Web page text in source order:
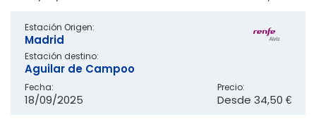
Estación Origen:
Madrid
Estación destino:
Aguilar de Campoo
Fecha:
18/09/2025
Precio:
Desde 34,50 €